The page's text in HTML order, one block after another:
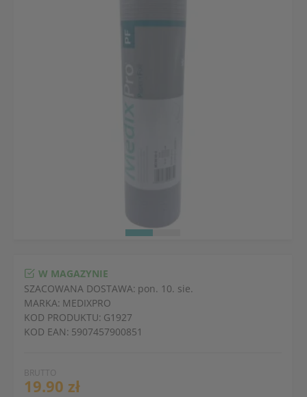
BRUTTO
19.90 zł
W MAGAZYNIE
SZACOWANA DOSTAWA: pon. 10. sie.
MARKA: MEDIXPRO
KOD PRODUKTU: G1927
KOD EAN: 5907457900851